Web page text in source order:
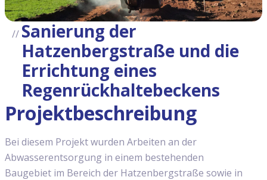
Sanierung der
Hatzenbergstraße und die
Errichtung eines
Regenrückhaltebeckens
Projektbeschreibung
Bei diesem Projekt wurden Arbeiten an der
Abwasserentsorgung in einem bestehenden
Baugebiet im Bereich der Hatzenbergstraße sowie in